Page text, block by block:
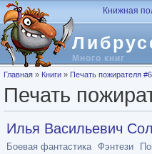
Перейти к основному содержанию
Много книг
Книжная
Вы здесь
Главная » Книги » Печать пожирателя
Печать
Илья Васильевич
Боевая фантастика Фэнтези